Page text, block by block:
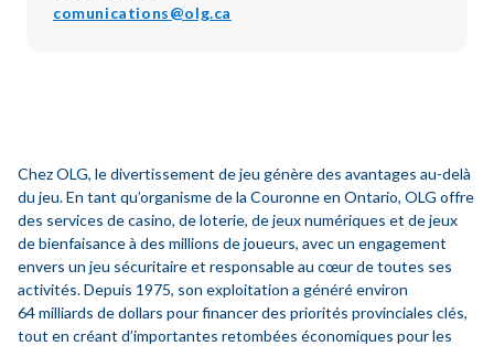
comunications@olg.ca
Chez OLG, le divertissement de jeu génère des avantages au-delà
du jeu. En tant qu’organisme de la Couronne en Ontario, OLG offre
des services de casino, de loterie, de jeux numériques et de jeux
de bienfaisance à des millions de joueurs, avec un engagement
envers un jeu sécuritaire et responsable au cœur de toutes ses
activités. Depuis 1975, son exploitation a généré environ
64 milliards de dollars pour financer des priorités provinciales clés,
tout en créant d’importantes retombées économiques pour les